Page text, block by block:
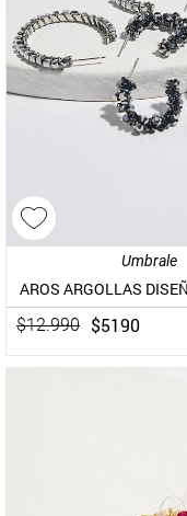
Umbrale
AROS ARGOLLAS
$12.990 $5190